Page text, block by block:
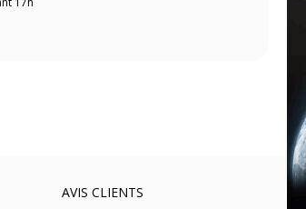
AVIS CLIENTS